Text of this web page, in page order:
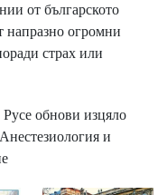
от българското
напразно огромни
страх или
обнови изцяло
и